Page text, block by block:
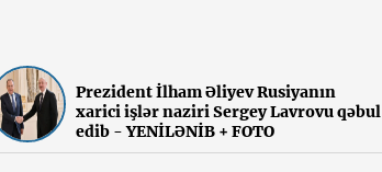
Prezident İlham Əliyev Rusiyanın
xarici işlər naziri Sergey Lavrovu qəbul
edib - YENİLƏNİB + FOTO